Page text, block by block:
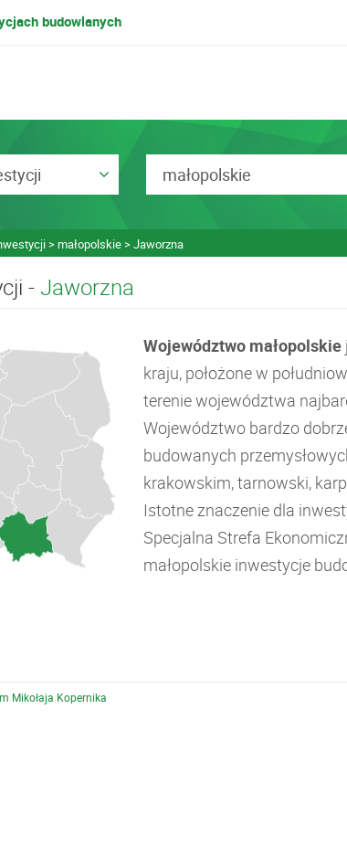
budowlanych
małopolskie
małopolskie Jaworzna
- Jaworzna
Województwo małopolskie
kraju, położone w
terenie województwa
Województwo bardzo
budowanych
krakowskim, tarnowski,
Istotne znaczenie dla
Specjalna Strefa
małopolskie inwestycje